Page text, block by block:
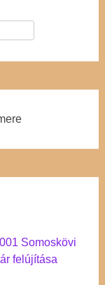
Somoskövi
felújítása